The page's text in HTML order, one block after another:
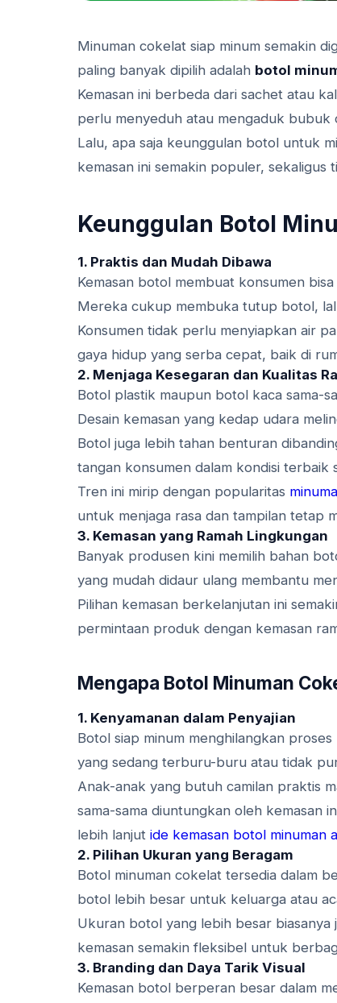
Minuman cokelat siap minum semakin
paling banyak dipilih adalah botol
Kemasan ini berbeda dari sachet atau
perlu menyeduh atau mengaduk bubuk
Lalu, apa saja keunggulan botol untuk
kemasan ini semakin populer,
Keunggulan Botol
1. Praktis dan Mudah Dibawa
Kemasan botol membuat konsumen
Mereka cukup membuka tutup botol,
Konsumen tidak perlu menyiapkan air
gaya hidup yang serba cepat, baik di
2. Menjaga Kesegaran dan Kualitas
Botol plastik maupun botol kaca sama-
Desain kemasan yang kedap udara
Botol juga lebih tahan benturan
tangan konsumen dalam kondisi terbaik
Tren ini mirip dengan popularitas
untuk menjaga rasa dan tampilan tetap
3. Kemasan yang Ramah Lingkungan
Banyak produsen kini memilih bahan
yang mudah didaur ulang membantu
Pilihan kemasan berkelanjutan ini
permintaan produk dengan kemasan
Mengapa Botol Minuman
1. Kenyamanan dalam Penyajian
Botol siap minum menghilangkan
yang sedang terburu-buru atau tidak
Anak-anak yang butuh camilan praktis
sama-sama diuntungkan oleh kemasan
lebih lanjut ide kemasan botol minuman
2. Pilihan Ukuran yang Beragam
Botol minuman cokelat tersedia dalam
botol lebih besar untuk keluarga atau
Ukuran botol yang lebih besar biasanya
kemasan semakin fleksibel untuk
3. Branding dan Daya Tarik Visual
Kemasan botol berperan besar dalam